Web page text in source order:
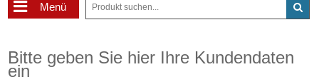
Menü
Bitte geben Sie hier Ihre Kundendaten
ein